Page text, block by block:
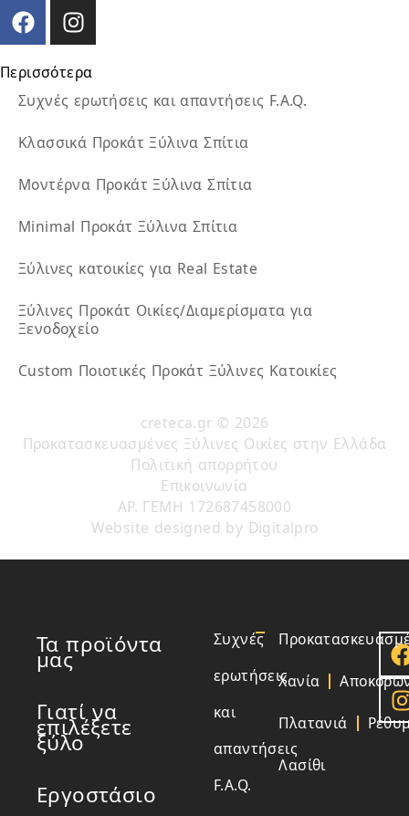
Περισσότερα
Συχνές ερωτήσεις και απαντήσεις F.A.Q.
Κλασσικά Προκάτ Ξύλινα Σπίτια
Μοντέρνα Προκάτ Ξύλινα Σπίτια
Minimal Προκάτ Ξύλινα Σπίτια
Ξύλινες κατοικίες για Real Estate
Ξύλινες Προκάτ Οικίες/Διαμερίσματα για
Ξενοδοχείο
Custom Ποιοτικές Προκάτ Ξύλινες Κατοικίες
creteca.gr © 2026
Προκατασκευασμένες Ξύλινες Οικίες στην Ελλάδα
Πολιτική απορρήτου
Επικοινωνία
AΡ. ΓΕΜΗ 172687458000
Website designed by Digitalpro
Τα προϊόντα
μας
Γιατί να
επιλέξετε
ξύλο
Εργοστάσιο
Συχνές
ερωτήσεις
και
απαντήσεις
F.A.Q.
Χανία
Πλατανιά
Λασίθι